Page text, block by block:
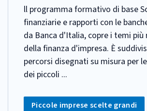
ll programma formativo di base
finanziarie e rapporti con le
da Banca d'Italia, copre i temi più
della finanza d'impresa. È
percorsi disegnati su misura per
dei piccoli ...
CATEGORIA:
Tag:
Piccole imprese scelte grandi